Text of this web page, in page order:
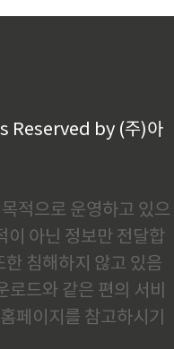
Reserved by (주)아
적으로 운영하고 있으
이 아닌 정보만 전달합
침해하지 않고 있음
드와 같은 편의 서비
페이지를 참고하시기